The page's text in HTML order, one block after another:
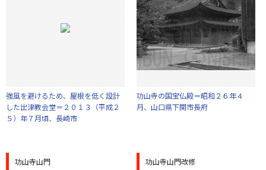
強風を避けるため、屋根を低く設計
した出津教会堂＝２０１３（平成２
５）年７月頃、長崎市
功山寺の国宝仏殿＝昭和２６年４
月、山口県下関市長府
功山寺山門 功山寺山門改修